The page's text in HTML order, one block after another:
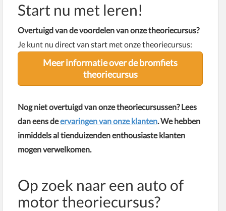
Start nu met leren!
Overtuigd van de voordelen van onze theoriecursus?
Je kunt nu direct van start met onze theoriecursus:
Meer informatie over de bromfiets
theoriecursus
Nog niet overtuigd van onze theoriecursussen? Lees
dan eens deervaringen van onze klanten. We hebben
inmiddels al tienduizenden enthousiaste klanten
mogen verwelkomen.
Op zoek naar een auto of
motor theoriecursus?